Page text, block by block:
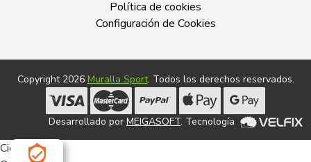
Política de cookies
Configuración de Cookies
Copyright 2026 Muralla Sport. Todos los derechos reservados.
Desarrollado por MEIGASOFT. Tecnología
Cierra